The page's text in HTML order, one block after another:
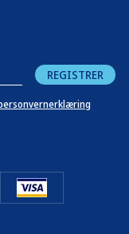
REGISTRER